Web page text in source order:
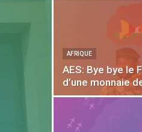
AFRIQUE
AES: Bye bye le
d’une monnaie